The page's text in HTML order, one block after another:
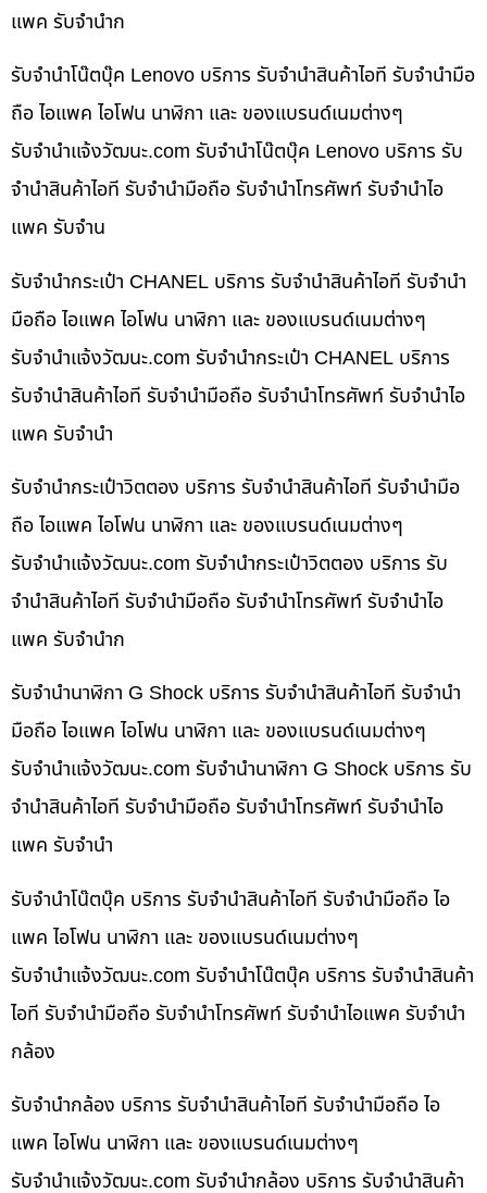
แพค รับจำนำก
รับจำนำโน๊ตบุ๊ค Lenovo บริการ รับจำนำสินค้าไอที รับจำนำมือ
ถือ ไอแพค ไอโฟน นาฬิกา และ ของแบรนด์เนมต่างๆ
รับจํานําแจ้งวัฒนะ.com รับจำนำโน๊ตบุ๊ค Lenovo บริการ รับ
จำนำสินค้าไอที รับจำนำมือถือ รับจำนำโทรศัพท์ รับจำนำไอ
แพค รับจำน
รับจำนำกระเป๋า CHANEL บริการ รับจำนำสินค้าไอที รับจำนำ
มือถือ ไอแพค ไอโฟน นาฬิกา และ ของแบรนด์เนมต่างๆ
รับจํานําแจ้งวัฒนะ.com รับจำนำกระเป๋า CHANEL บริการ
รับจำนำสินค้าไอที รับจำนำมือถือ รับจำนำโทรศัพท์ รับจำนำไอ
แพค รับจำนำ
รับจำนำกระเป๋าวิตตอง บริการ รับจำนำสินค้าไอที รับจำนำมือ
ถือ ไอแพค ไอโฟน นาฬิกา และ ของแบรนด์เนมต่างๆ
รับจํานําแจ้งวัฒนะ.com รับจำนำกระเป๋าวิตตอง บริการ รับ
จำนำสินค้าไอที รับจำนำมือถือ รับจำนำโทรศัพท์ รับจำนำไอ
แพค รับจำนำก
รับจำนำนาฬิกา G Shock บริการ รับจำนำสินค้าไอที รับจำนำ
มือถือ ไอแพค ไอโฟน นาฬิกา และ ของแบรนด์เนมต่างๆ
รับจํานําแจ้งวัฒนะ.com รับจำนำนาฬิกา G Shock บริการ รับ
จำนำสินค้าไอที รับจำนำมือถือ รับจำนำโทรศัพท์ รับจำนำไอ
แพค รับจำนำ
รับจำนำโน๊ตบุ๊ค บริการ รับจำนำสินค้าไอที รับจำนำมือถือ ไอ
แพค ไอโฟน นาฬิกา และ ของแบรนด์เนมต่างๆ
รับจํานําแจ้งวัฒนะ.com รับจำนำโน๊ตบุ๊ค บริการ รับจำนำสินค้า
ไอที รับจำนำมือถือ รับจำนำโทรศัพท์ รับจำนำไอแพค รับจำนำ
กล้อง
รับจำนำกล้อง บริการ รับจำนำสินค้าไอที รับจำนำมือถือ ไอ
แพค ไอโฟน นาฬิกา และ ของแบรนด์เนมต่างๆ
รับจํานําแจ้งวัฒนะ.com รับจำนำกล้อง บริการ รับจำนำสินค้า